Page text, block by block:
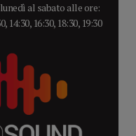
al sabato alle ore:
14:30, 16:30, 18:30, 19:30